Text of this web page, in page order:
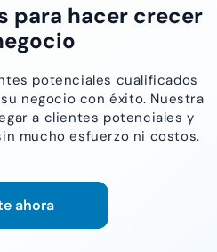
para hacer crecer
potenciales cualificados
negocio con éxito. Nuestra
a clientes potenciales y
mucho esfuerzo ni costos.
ahora